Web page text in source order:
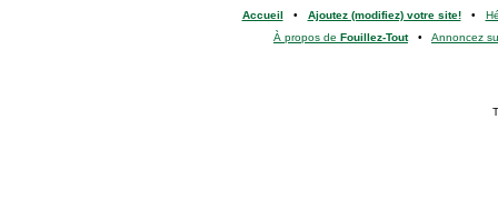
Accueil • Ajoutez (modifiez) votre site!•
À propos de Fouillez-Tout• Annoncez